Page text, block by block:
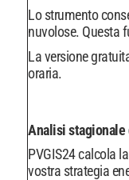
Lo strumento
nuvolose. Questa
La versione
oraria.
Analisi
PVGIS24 calcola
vostra strategia